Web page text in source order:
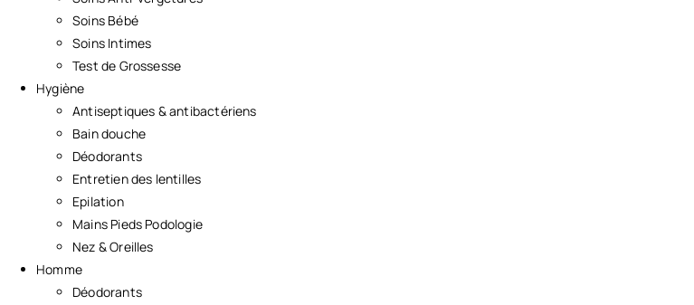
Soins Bébé
Soins Intimes
Test de Grossesse
Hygiène
Antiseptiques & antibactériens
Bain douche
Déodorants
Entretien des lentilles
Epilation
Mains Pieds Podologie
Nez & Oreilles
Homme
Déodorants